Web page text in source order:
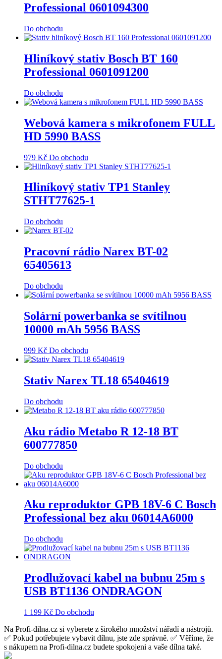
Professional 0601094300
Do obchodu
Hliníkový stativ Bosch BT 160
Professional 0601091200
Do obchodu
Webová kamera s mikrofonem FULL
HD 5990 BASS
979 Kč Do obchodu
Hliníkový stativ TP1 Stanley
STHT77625-1
Do obchodu
Pracovní rádio Narex BT-02
65405613
Do obchodu
Solární powerbanka se svítilnou
10000 mAh 5956 BASS
999 Kč Do obchodu
Stativ Narex TL18 65404619
Do obchodu
Aku rádio Metabo R 12-18 BT
600777850
Do obchodu
Aku reproduktor GPB 18V-6 C Bosch
Professional bez aku 06014A6000
Do obchodu
Prodlužovací kabel na bubnu 25m s
USB BT1136 ONDRAGON
1 199 Kč Do obchodu
Na Profi-dilna.cz si vyberete z širokého množství nářadí a nástrojů.
✅ Pokud potřebujete vybavit dílnu, jste zde správně. ✅ Věříme, že
s nákupem na Profi-dilna.cz budete spokojeni a vaše dílna také.